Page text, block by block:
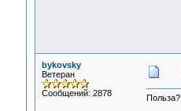
bykovsky
Ветеран
Сообщений: 2878
Польза?